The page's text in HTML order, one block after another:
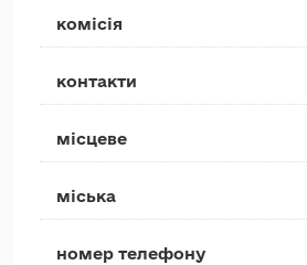
комісія
контакти
місцеве
міська
номер телефону